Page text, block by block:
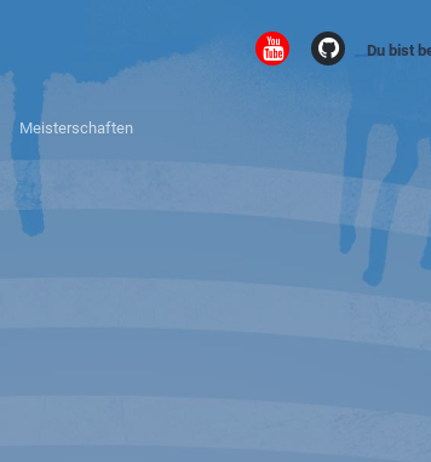
Du bist
Meisterschaften